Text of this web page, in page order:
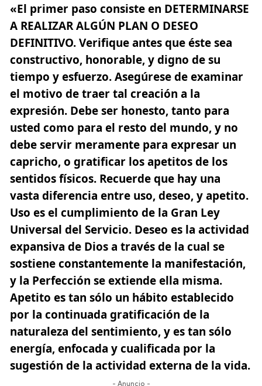
«El primer paso consiste en DETERMINARSE
A REALIZAR ALGÚN PLAN O DESEO
DEFINITIVO. Verifique antes que éste sea
constructivo, honorable, y digno de su
tiempo y esfuerzo. Asegúrese de examinar
el motivo de traer tal creación a la
expresión. Debe ser honesto, tanto para
usted como para el resto del mundo, y no
debe servir meramente para expresar un
capricho, o gratificar los apetitos de los
sentidos físicos. Recuerde que hay una
vasta diferencia entre uso, deseo, y apetito.
Uso es el cumplimiento de la Gran Ley
Universal del Servicio. Deseo es la actividad
expansiva de Dios a través de la cual se
sostiene constantemente la manifestación,
y la Perfección se extiende ella misma.
Apetito es tan sólo un hábito establecido
por la continuada gratificación de la
naturaleza del sentimiento, y es tan sólo
energía, enfocada y cualificada por la
sugestión de la actividad externa de la vida.
- Anuncio -